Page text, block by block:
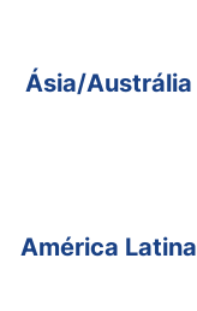
Ásia/Austrália
América Latina